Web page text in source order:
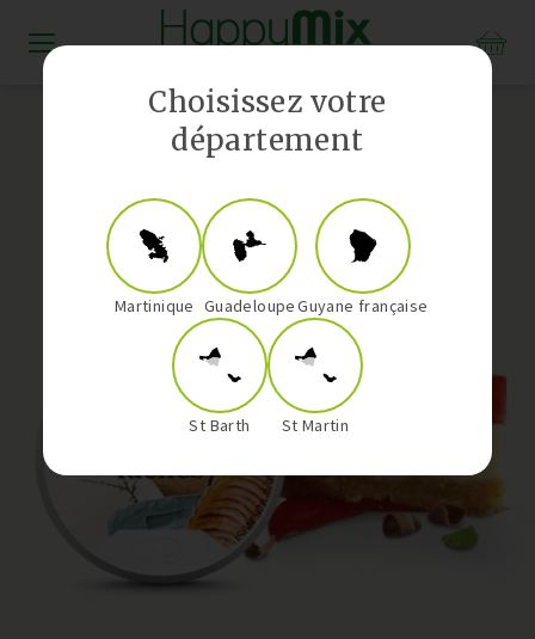
Choisissez votre
département
Martinique GuadeloupeGuyane française
St Barth St Martin